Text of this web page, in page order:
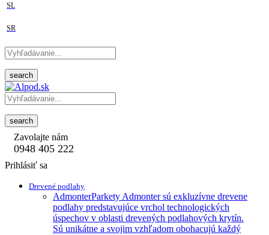
SL
SR
search
search
Zavolajte nám
0948 405 222
Prihlásiť sa
Drevené podlahy
AdmonterParkety Admonter sú exkluzívne drevene
podlahy predstavujúce vrchol technologických
úspechov v oblasti drevených podlahových krytín.
Sú unikátne a svojim vzhľadom obohacujú každý